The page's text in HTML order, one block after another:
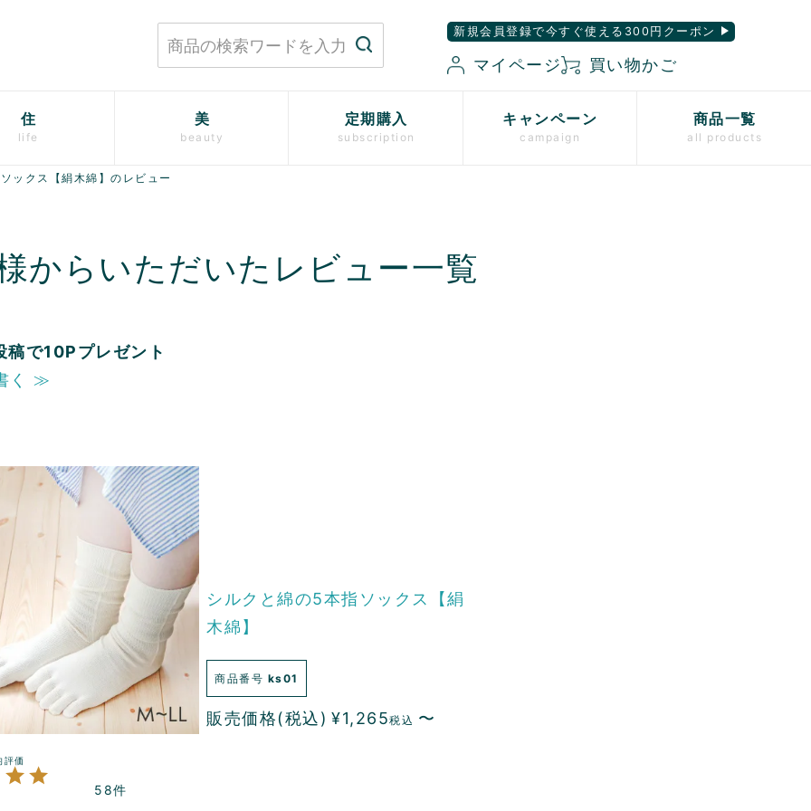
新規会員登録で今すぐ使える300円クーポン
マイページ 買い物かご
住
life
美
beauty
定期購入
subscription
キャンペーン
campaign
商品一覧
all products
ックス【絹木綿】のレビュー
からいただいたレビュー一覧
で10Pプレゼント
く ≫
シルクと綿の5本指ソックス【絹
木綿】
商品番号 ks01
販売価格(税込) ¥1,265税込 〜
58